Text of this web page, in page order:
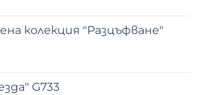
колекция "Разцъфване"
G733